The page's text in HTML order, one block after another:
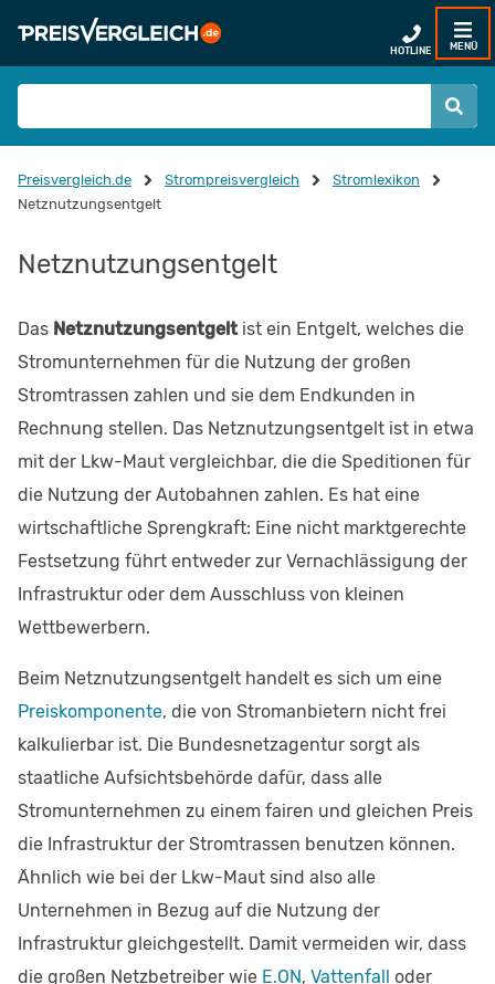
HOTLINE MENÜ
Preisvergleich.de Strompreisvergleich
Stromlexikon
Netznutzungsentgelt
Netznutzungsentgelt
Das Netznutzungsentgeltist ein Entgelt, welches die
Stromunternehmen für die Nutzung der großen
Stromtrassen zahlen und sie dem Endkunden in
Rechnung stellen. Das Netznutzungsentgelt ist in etwa
mit der Lkw-Maut vergleichbar, die die Speditionen für
die Nutzung der Autobahnen zahlen. Es hat eine
wirtschaftliche Sprengkraft: Eine nicht marktgerechte
Festsetzung führt entweder zur Vernachlässigung der
Infrastruktur oder dem Ausschluss von kleinen
Wettbewerbern.
Beim Netznutzungsentgelt handelt es sich um eine
Preiskomponente, die von Stromanbietern nicht frei
kalkulierbar ist. Die Bundesnetzagentur sorgt als
staatliche Aufsichtsbehörde dafür, dass alle
Stromunternehmen zu einem fairen und gleichen Preis
die Infrastruktur der Stromtrassen benutzen können.
Ähnlich wie bei der Lkw-Maut sind also alle
Unternehmen in Bezug auf die Nutzung der
Infrastruktur gleichgestellt. Damit vermeiden wir, dass
die großen Netzbetreiber wie E.ON, Vattenfall oder